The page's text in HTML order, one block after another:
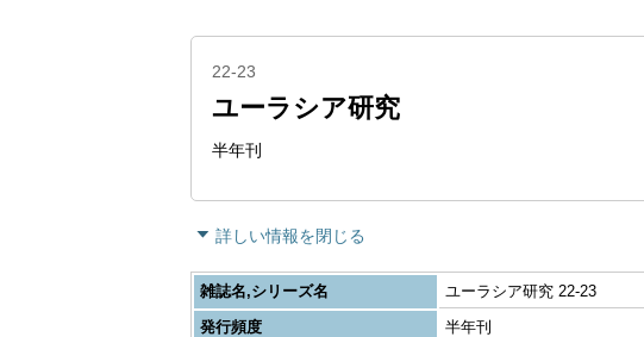
22-23
ユーラシア研究
半年刊
詳しい情報を閉じる
雑誌名,シリーズ名
ユーラシア研究 22-23
発行頻度
半年刊